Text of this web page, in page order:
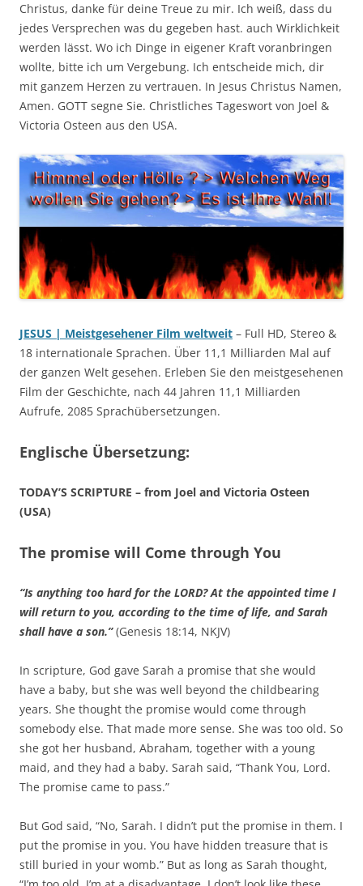
Christus, danke für deine Treue zu mir. Ich weiß, dass du
jedes Versprechen was du gegeben hast. auch Wirklichkeit
werden lässt. Wo ich Dinge in eigener Kraft voranbringen
wollte, bitte ich um Vergebung. Ich entscheide mich, dir
mit ganzem Herzen zu vertrauen. In Jesus Christus Namen,
Amen. GOTT segne Sie. Christliches Tageswort von Joel &
Victoria Osteen aus den USA.
JESUS | Meistgesehener Film weltweit – Full HD, Stereo &
18 internationale Sprachen. Über 11,1 Milliarden Mal auf
der ganzen Welt gesehen. Erleben Sie den meistgesehenen
Film der Geschichte, nach 44 Jahren 11,1 Milliarden
Aufrufe, 2085 Sprachübersetzungen.
Englische Übersetzung:
TODAY’S SCRIPTURE – from Joel and Victoria Osteen
(USA)
The promise will Come through You
“Is anything too hard for the LORD? At the appointed time I
will return to you, according to the time of life, and Sarah
shall have a son.”(Genesis 18:14, NKJV)
In scripture, God gave Sarah a promise that she would
have a baby, but she was well beyond the childbearing
years. She thought the promise would come through
somebody else. That made more sense. She was too old. So
she got her husband, Abraham, together with a young
maid, and they had a baby. Sarah said, “Thank You, Lord.
The promise came to pass.”
But God said, “No, Sarah. I didn’t put the promise in them. I
put the promise in you. You have hidden treasure that is
still buried in your womb.” But as long as Sarah thought,